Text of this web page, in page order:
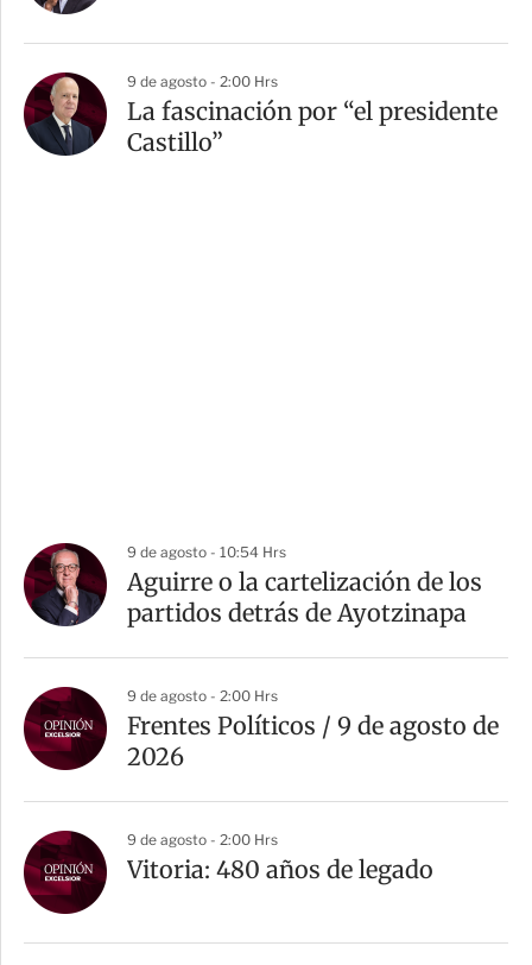
9 de agosto - 2:00 Hrs
La fascinación por “el presidente
Castillo”
9 de agosto - 10:54 Hrs
Aguirre o la cartelización de los
partidos detrás de Ayotzinapa
9 de agosto - 2:00 Hrs
Frentes Políticos / 9 de agosto de
2026
9 de agosto - 2:00 Hrs
Vitoria: 480 años de legado